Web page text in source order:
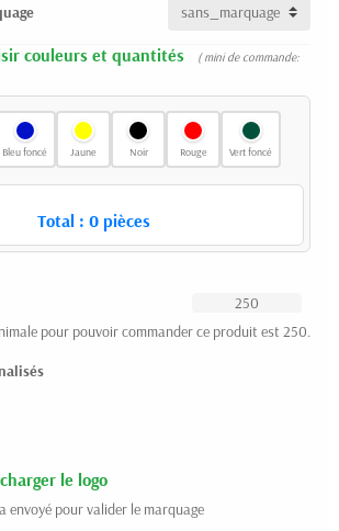
couleurs et quantités
( mini de commande:
Bleu foncé Jaune Noir Rouge Vert foncé
Total : 0pièces
pour pouvoir commander ce produit est 250.
le logo
envoyé pour valider le marquage